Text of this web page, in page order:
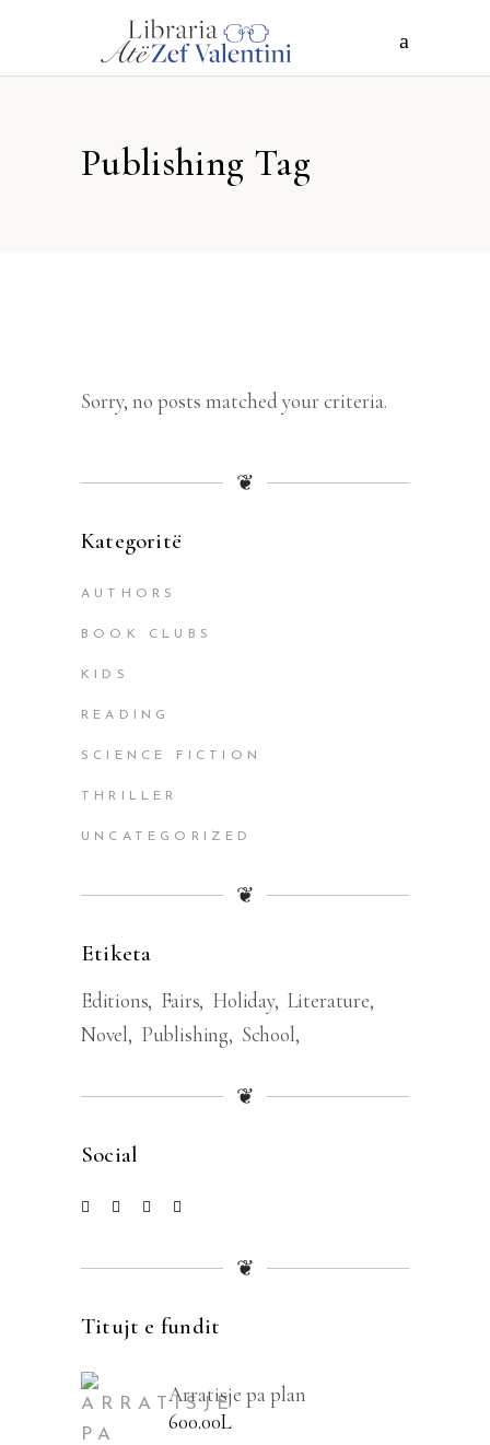
Publishing Tag
Sorry, no posts matched your criteria.
❦
Kategoritë
AUTHORS
BOOK CLUBS
KIDS
READING
SCIENCE FICTION
THRILLER
UNCATEGORIZED
❦
Etiketa
Editions Fairs Holiday Literature
Novel
Publishing School
❦
Social
❦
Titujt e fundit
Arratisje pa plan
600.00L